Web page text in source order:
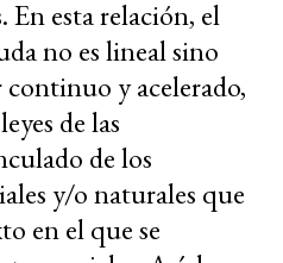
esta relación, el
no es lineal sino
continuo y acelerado,
de las
de los
y/o naturales que
en el que se